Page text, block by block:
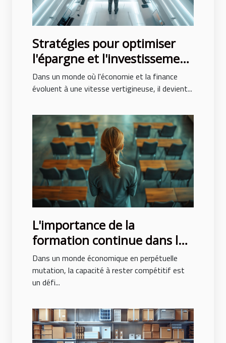
Stratégies pour optimiser
l'épargne et l'investissement
en 2024
Dans un monde où l'économie et la finance
évoluent à une vitesse vertigineuse, il devient...
L'importance de la
formation continue dans les
carrières commerciales
Dans un monde économique en perpétuelle
mutation, la capacité à rester compétitif est
un défi...